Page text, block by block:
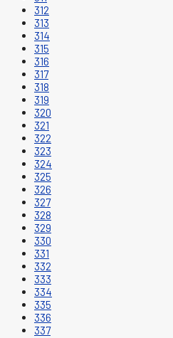
312
313
314
315
316
317
318
319
320
321
322
323
324
325
326
327
328
329
330
331
332
333
334
335
336
337